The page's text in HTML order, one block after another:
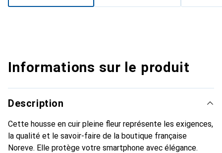
Informations sur le produit
Description
Cette housse en cuir pleine fleur représente les exigences,
la qualité et le savoir-faire de la boutique française
Noreve. Elle protège votre smartphone avec élégance.